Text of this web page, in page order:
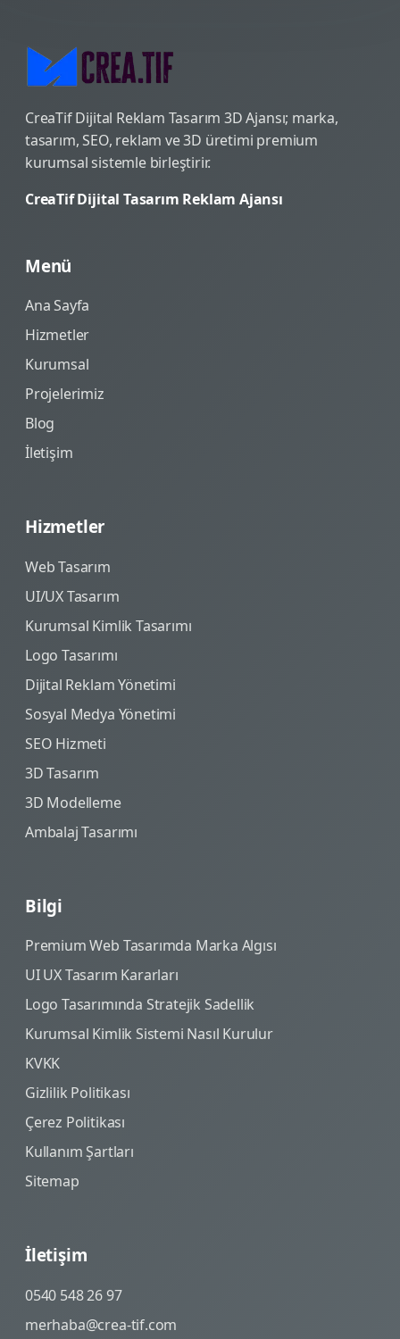
CreaTif Dijital Reklam Tasarım 3D Ajansı; marka,
tasarım, SEO, reklam ve 3D üretimi premium
kurumsal sistemle birleştirir.
CreaTif Dijital Tasarım Reklam Ajansı
Menü
Ana Sayfa
Hizmetler
Kurumsal
Projelerimiz
Blog
İletişim
Hizmetler
Web Tasarım
UI/UX Tasarım
Kurumsal Kimlik Tasarımı
Logo Tasarımı
Dijital Reklam Yönetimi
Sosyal Medya Yönetimi
SEO Hizmeti
3D Tasarım
3D Modelleme
Ambalaj Tasarımı
Bilgi
Premium Web Tasarımda Marka Algısı
UI UX Tasarım Kararları
Logo Tasarımında Stratejik Sadellik
Kurumsal Kimlik Sistemi Nasıl Kurulur
KVKK
Gizlilik Politikası
Çerez Politikası
Kullanım Şartları
Sitemap
İletişim
0540 548 26 97
merhaba@crea-tif.com